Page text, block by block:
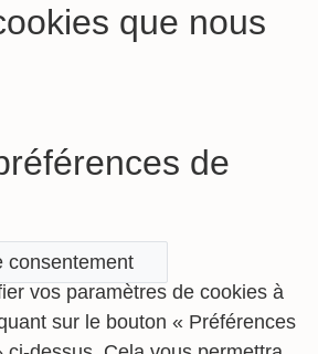
que nous
de
consentement
vos paramètres de cookies à
sur le bouton « Préférences